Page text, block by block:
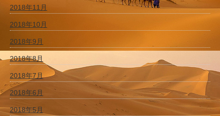
2018年11月
2018年10月
2018年9月
2018年8月
2018年7月
2018年6月
2018年5月